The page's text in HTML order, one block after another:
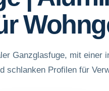
Ganzglasfuge, mit einer
Profilen für